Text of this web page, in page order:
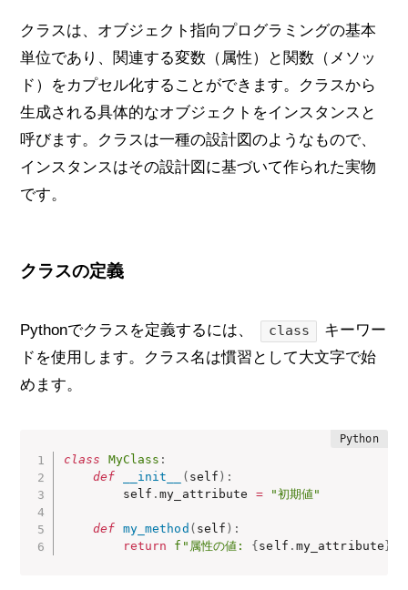
クラスは、オブジェクト指向プログラミングの基本
単位であり、関連する変数（属性）と関数（メソッ
ド）をカプセル化することができます。クラスから
生成される具体的なオブジェクトをインスタンスと
呼びます。クラスは一種の設計図のようなもので、
インスタンスはその設計図に基づいて作られた実物
です。
クラスの定義
Pythonでクラスを定義するには、 class
キーワー
ドを使用します。クラス名は慣習として大文字で始
めます。
class MyClass :
def
__init__ ( self ) :
        self
.my_attribute = "初期値"
def my_method ( self ) :
return
f"属性の値: { self . my_attribute }